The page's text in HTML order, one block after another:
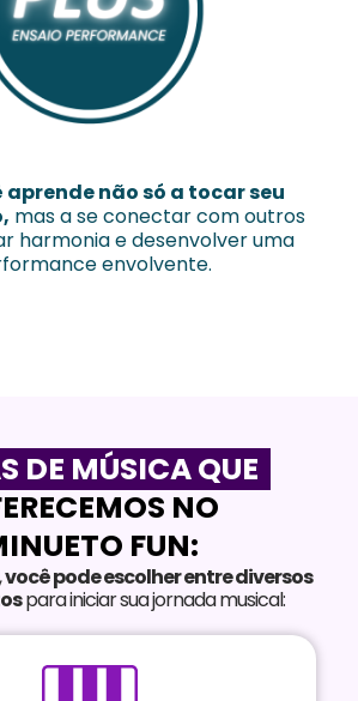
aprende não só a tocar seu
mas a se conectar com outros
harmonia e desenvolver uma
envolvente.
DE MÚSICA QUE
NO
FUN:
você pode escolher entre diversos
para iniciar sua jornada musical: